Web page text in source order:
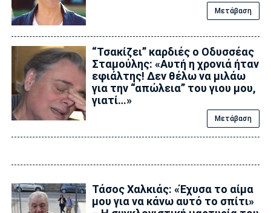
Μετάβαση
“Τσακίζει” καρδιές ο Οδυσσέας
Σταμούλης: «Αυτή η χρονιά ήταν
εφιάλτης! Δεν θέλω να μιλάω
για την “απώλεια” του γιου μου,
γιατί…»
Μετάβαση
Τάσος Χαλκιάς: «Έχυσα το αίμα
μου για να κάνω αυτό το σπίτι»